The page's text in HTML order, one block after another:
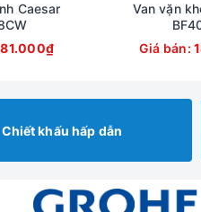
Caesar
Van vặn
Giá bán:
Chiết khấu hấp dẫn